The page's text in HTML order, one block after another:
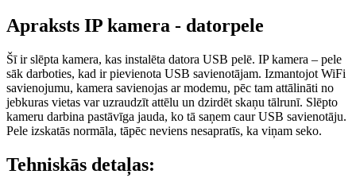
Apraksts IP kamera - datorpele
Šī ir slēpta kamera, kas instalēta datora USB pelē. IP kamera – pele
sāk darboties, kad ir pievienota USB savienotājam. Izmantojot WiFi
savienojumu, kamera savienojas ar modemu, pēc tam attālināti no
jebkuras vietas var uzraudzīt attēlu un dzirdēt skaņu tālrunī. Slēpto
kameru darbina pastāvīga jauda, ko tā saņem caur USB savienotāju.
Pele izskatās normāla, tāpēc neviens nesapratīs, ka viņam seko.
Tehniskās detaļas: